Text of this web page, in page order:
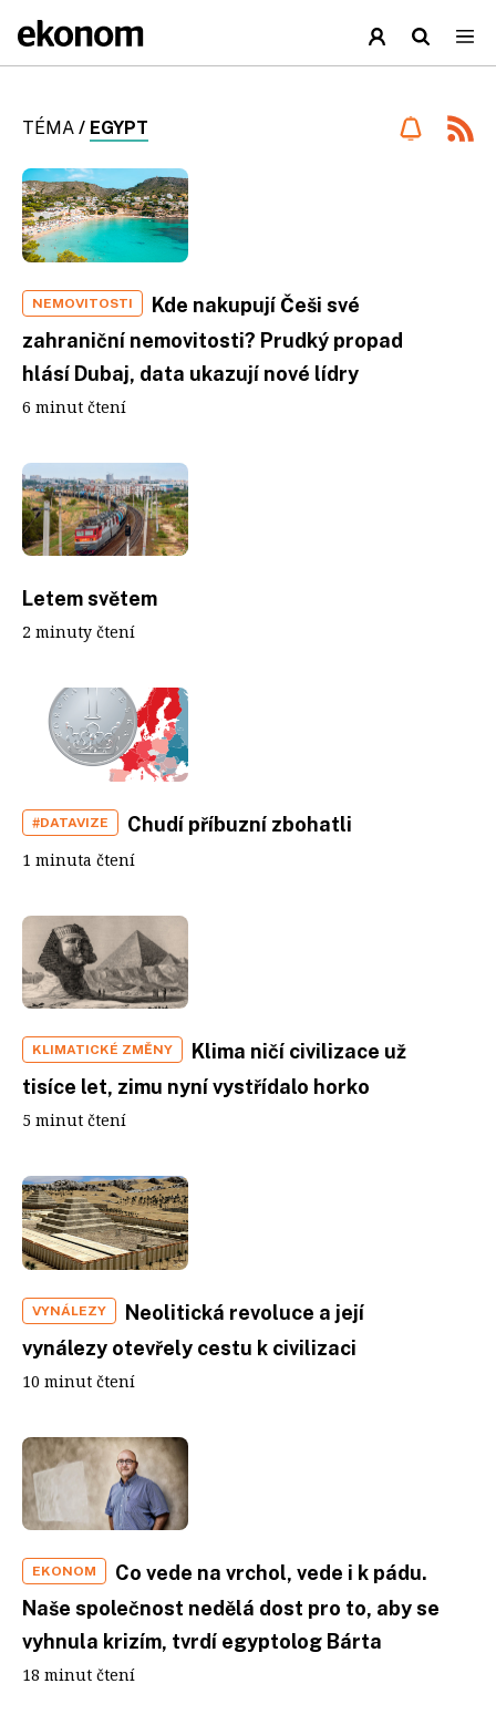
TÉMA / EGYPT
NEMOVITOSTI
Kde nakupují Češi své
zahraniční nemovitosti? Prudký propad
hlásí Dubaj, data ukazují nové lídry
6 minut čtení
Letem světem
2 minuty čtení
#DATAVIZE Chudí příbuzní zbohatli
1 minuta čtení
KLIMATICKÉ ZMĚNY
Klima ničí civilizace už
tisíce let, zimu nyní vystřídalo horko
5 minut čtení
VYNÁLEZY
Neolitická revoluce a její
vynálezy otevřely cestu k civilizaci
10 minut čtení
EKONOM
Co vede na vrchol, vede i k pádu.
Naše společnost nedělá dost pro to, aby se
vyhnula krizím, tvrdí egyptolog Bárta
18 minut čtení